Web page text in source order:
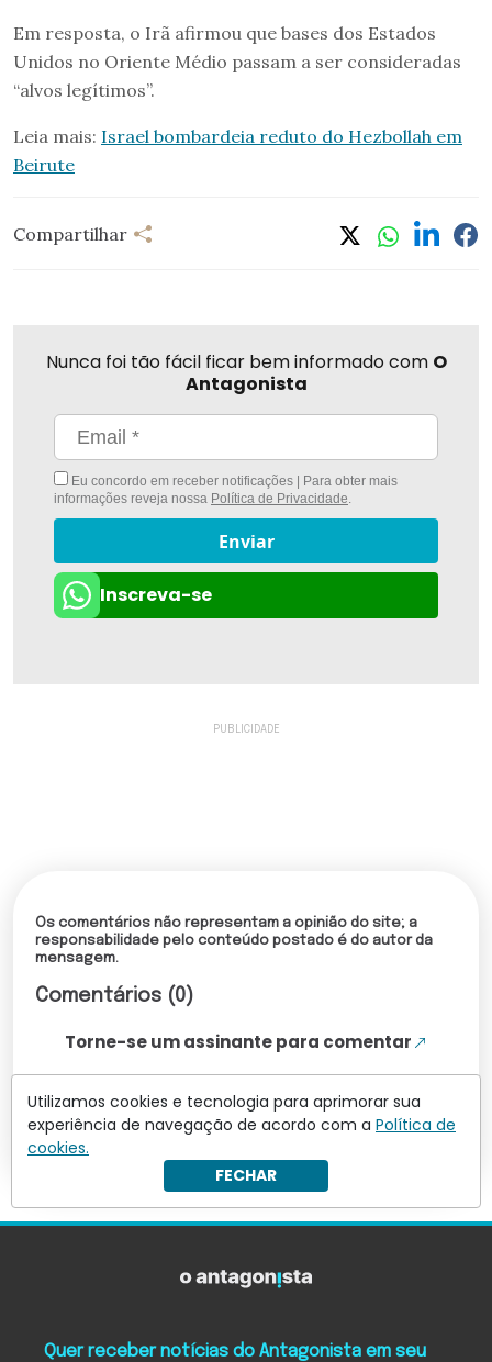
Em resposta, o Irã afirmou que bases dos Estados
Unidos no Oriente Médio passam a ser consideradas
“alvos legítimos”.
Leia mais: Israel bombardeia reduto do Hezbollah em
Beirute
Compartilhar
Nunca foi tão fácil ficar bem informado com O
Antagonista
Eu concordo em receber notificações | Para obter mais
informações reveja nossa Política de Privacidade.
Enviar
Inscreva-se
Os comentários não representam a opinião do site; a
responsabilidade pelo conteúdo postado é do autor da
mensagem.
Comentários (0)
Torne-se um assinante para comentar
Leia mais comentários
Utilizamos cookies e tecnologia para aprimorar sua
experiência de navegação de acordo com a Política de
cookies.
FECHAR
Quer receber notícias do Antagonista em seu